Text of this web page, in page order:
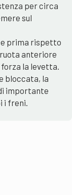
per circa
sul
prima rispetto
anteriore
la levetta.
bloccata, la
importante
i freni.